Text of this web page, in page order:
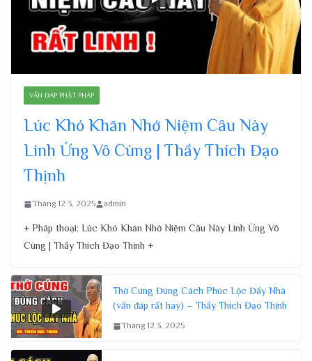
VẤN ĐÁP PHẬT PHÁP
Lúc Khó Khăn Nhớ Niệm Câu Này
Linh Ứng Vô Cùng | Thầy Thích Đạo
Thịnh
Tháng 12 3, 2025 admin
+ Pháp thoại: Lúc Khó Khăn Nhớ Niệm Câu Này Linh Ứng Vô
Cùng | Thầy Thích Đạo Thịnh +
Thờ Cúng Đúng Cách Phúc Lộc Đầy Nhà
(vấn đáp rất hay) – Thầy Thích Đạo Thịnh
Tháng 12 3, 2025